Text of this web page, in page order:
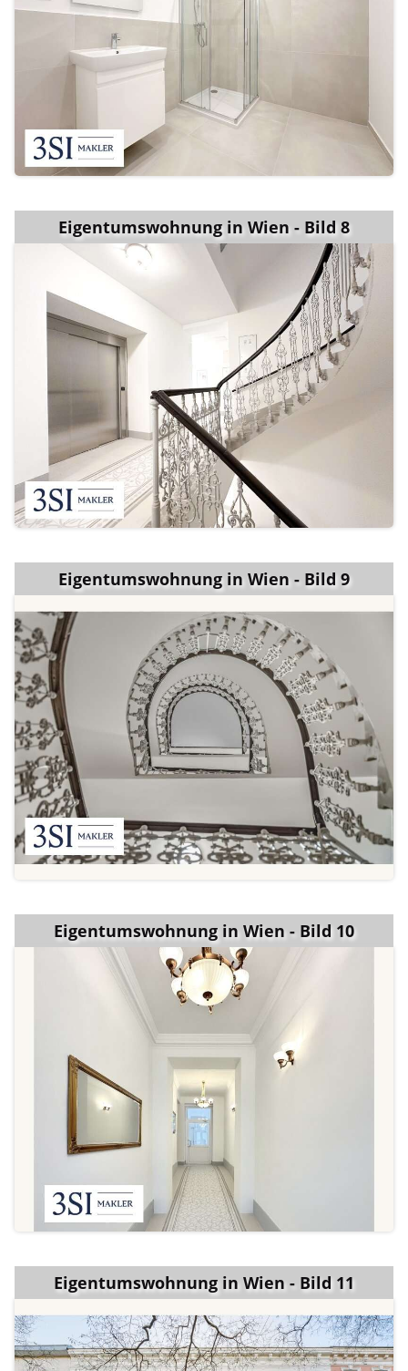
Eigentumswohnung in Wien - Bild 8
Eigentumswohnung in Wien - Bild 9
Eigentumswohnung in Wien - Bild 10
Eigentumswohnung in Wien - Bild 11